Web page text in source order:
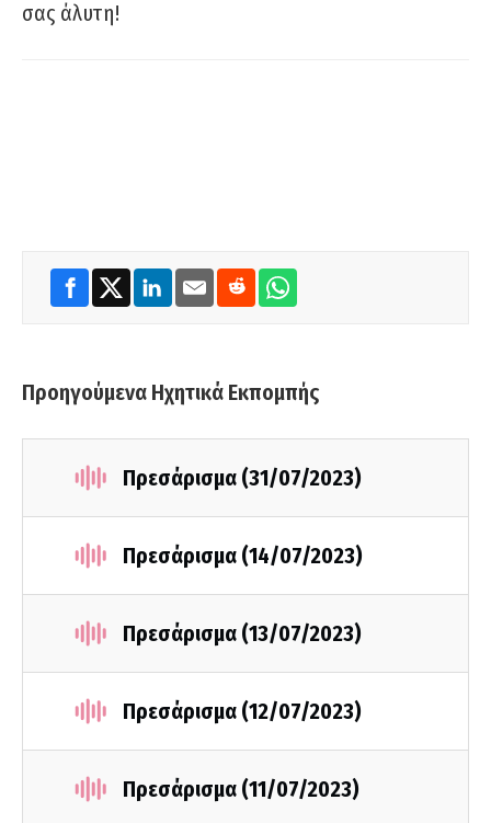
σας άλυτη!
Προηγούμενα Ηχητικά Εκπομπής
Πρεσάρισμα (31/07/2023)
Πρεσάρισμα (14/07/2023)
Πρεσάρισμα (13/07/2023)
Πρεσάρισμα (12/07/2023)
Πρεσάρισμα (11/07/2023)